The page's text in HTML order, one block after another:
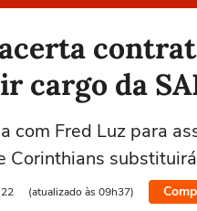
cargo da
com Fred Luz para
Corinthians
(atualizado às 09h37)